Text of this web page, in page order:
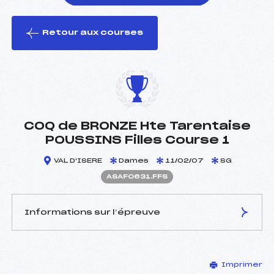
le ski
Retour aux courses
COQ de BRONZE Hte Tarentaise
POUSSINS Filles Course 1
VAL D'ISERE Dames 11/02/07 SG
ASAF0631.FFS
Informations sur l’épreuve
REBERT OLIVIER (SA)
Imprimer